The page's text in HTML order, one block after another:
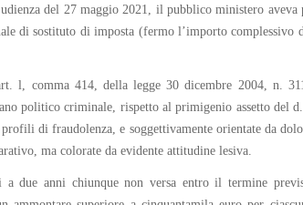
del 27 maggio 2021, il pubblico ministero aveva
di sostituto di imposta (fermo l’importo complessivo
l, comma 414, della legge 30 dicembre 2004, n.
politico criminale, rispetto al primigenio assetto del
di fraudolenza, e soggettivamente orientate da
ma colorate da evidente attitudine lesiva.
a due anni chiunque non versa entro il termine